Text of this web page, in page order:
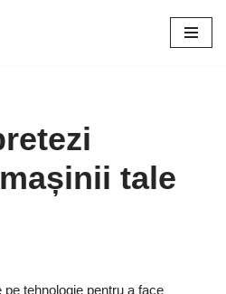
tale
tehnologie pentru a face